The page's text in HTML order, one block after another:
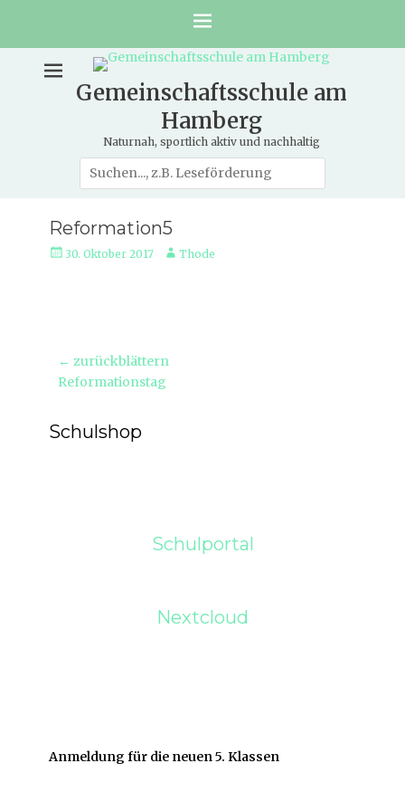
Gemeinschaftsschule am
Hamberg
Naturnah, sportlich aktiv und nachhaltig
Suche
nach:
Reformation5
Veröffentlicht
30. Oktober 2017 AutorThode
Beitragsnavigation
← zurückblättern
Vorheriger
Reformationstag
Schulshop
Schulportal
Nextcloud
Anmeldung für die neuen 5. Klassen